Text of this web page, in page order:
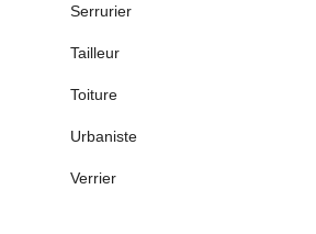
Serrurier
Tailleur
Toiture
Urbaniste
Verrier